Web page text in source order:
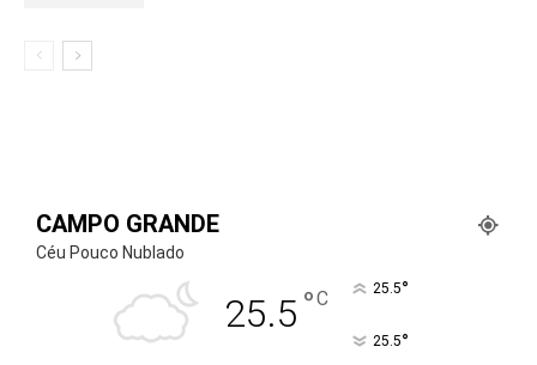
CAMPO GRANDE
Céu Pouco Nublado
25.5 °C 25.5°
25.5°